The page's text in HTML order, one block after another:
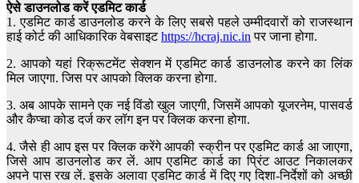
ऐसे डाउनलोड करें एडमिट कार्ड
1. एडमिट कार्ड डाउनलोड करने के लिए सबसे पहले उम्मीदवारों को राजस्थान
हाई कोर्ट की आधिकारिक वेबसाइटhttps://hcraj.nic.inपर जाना होगा.
2. आपको यहां रिक्रूटमेंट सेक्शन में एडमिट कार्ड डाउनलोड करने का लिंक
मिल जाएगा. जिस पर आपको क्लिक करना होगा.
3. अब आपके सामने एक नई विंडो खुल जाएगी, जिसमें आपको यूजरनेम, पासवर्ड
और कैप्चा कोड दर्ज कर लॉग इन पर क्लिक करना होगा.
4. जैसे ही आप इस पर क्लिक करेंगे आपकी स्क्रीन पर एडमिट कार्ड आ जाएगा,
जिसे आप डाउनलोड कर लें. आप एडमिट कार्ड का प्रिंट आउट निकालकर
अपने पास रख लें. इसके अलावा एडमिट कार्ड में दिए गए दिशा-निर्देशों को अच्छी